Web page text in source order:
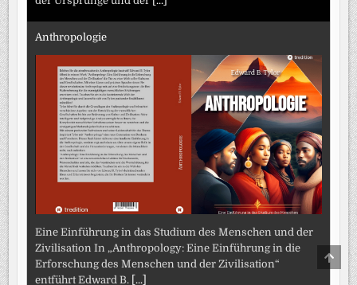
Anthropologie
Eine Einführung in das Studium des Menschen und der
Zivilisation In „Anthropology: Eine Einführung in die
Erforschung des Menschen und der Zivilisation“
entführt Edward B. [...]
TO
TOP